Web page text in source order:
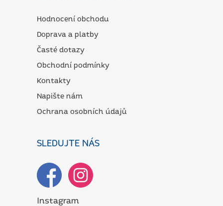
Hodnocení obchodu
Doprava a platby
Časté dotazy
Obchodní podmínky
Kontakty
Napište nám
Ochrana osobních údajů
SLEDUJTE NÁS
Instagram